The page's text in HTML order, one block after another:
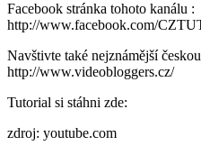
Facebook stránka tohoto kanálu :
http://www.facebook.com/
Navštivte také nejznámější
http://www.videobloggers.cz/
Tutorial si stáhni zde:
zdroj: youtube.com